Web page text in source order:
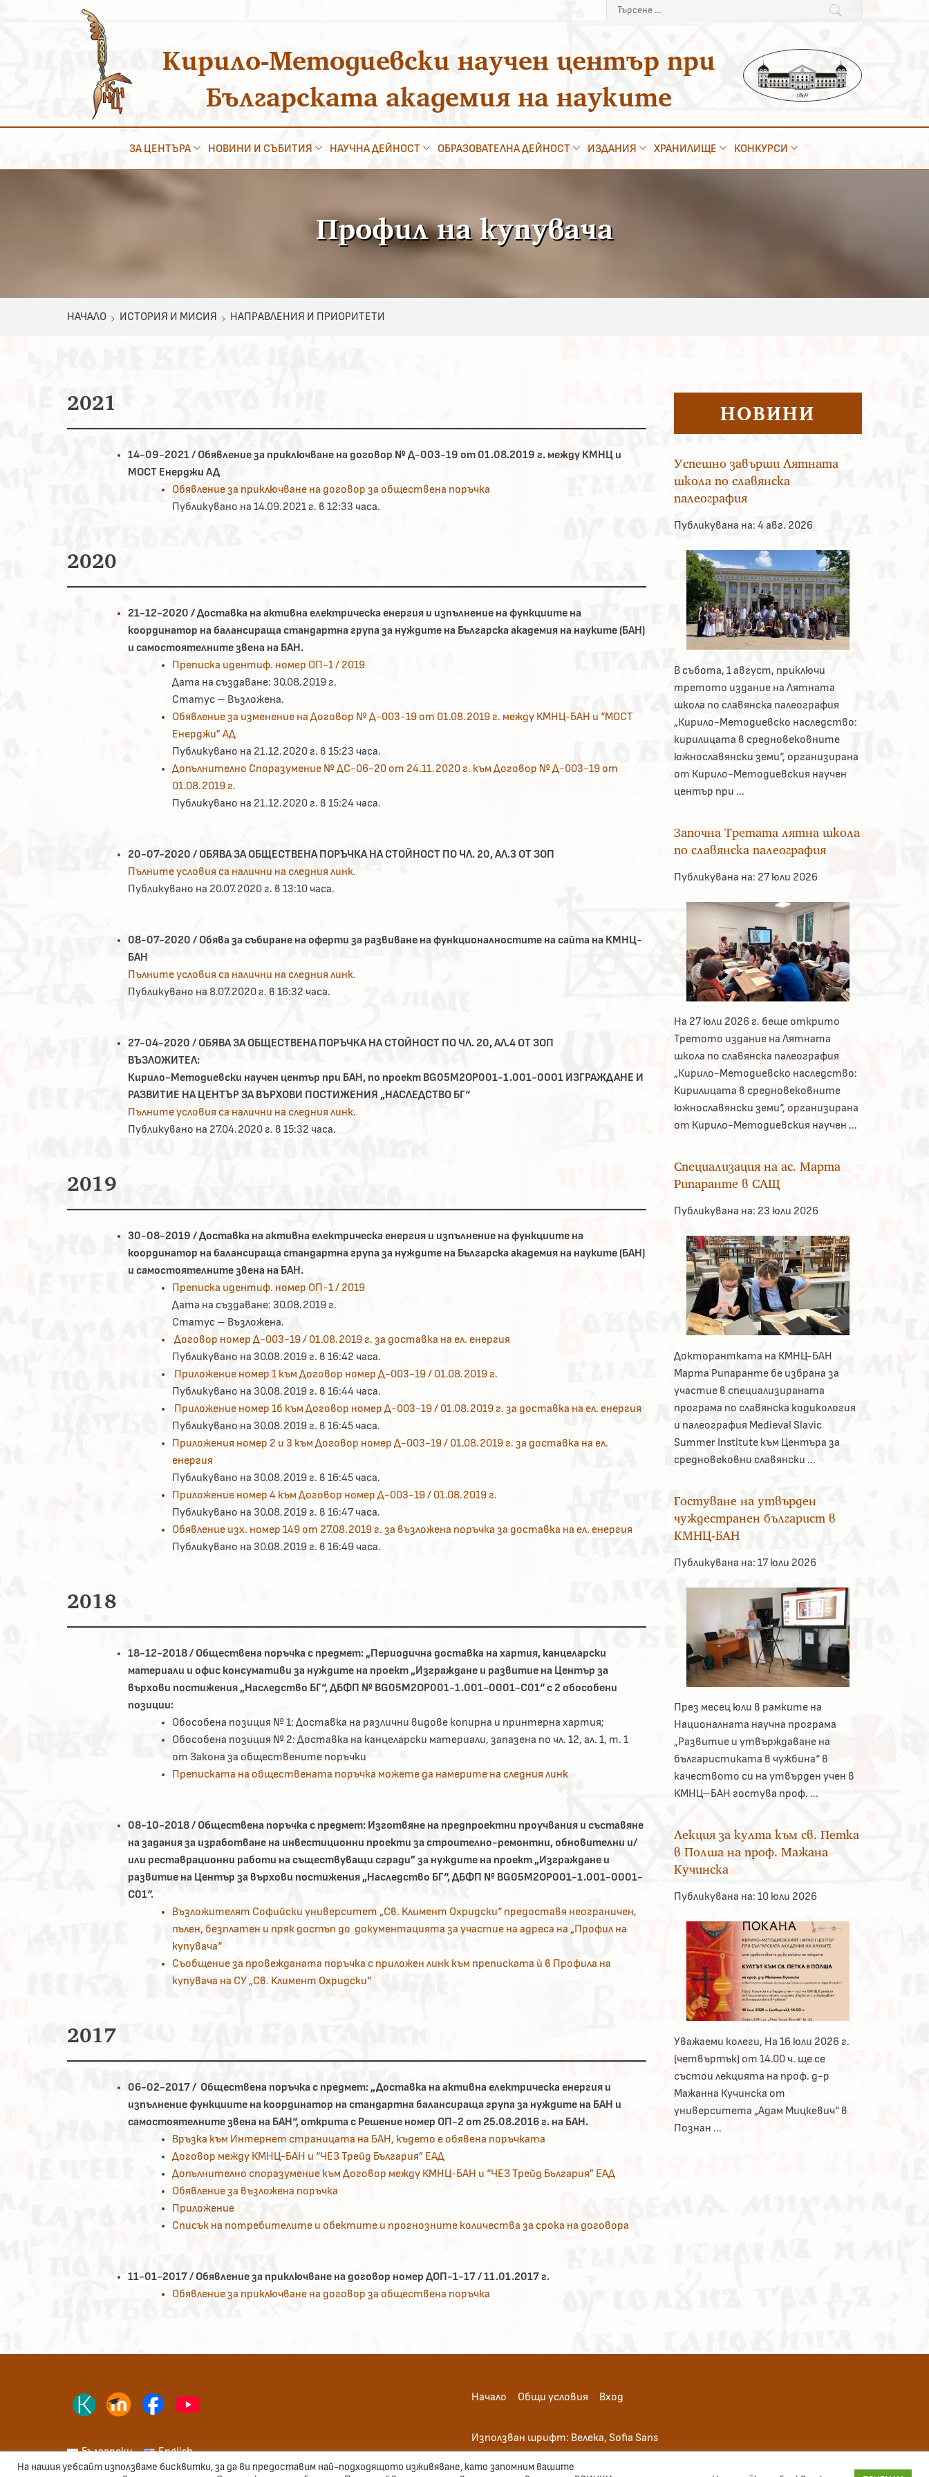
към
Търсене
за:
Кирило-Методиевски научен център при
Българската академия на науките
ЗА ЦЕНТЪРА НОВИНИ И СЪБИТИЯ НАУЧНА ДЕЙНОСТ ОБРАЗОВАТЕЛНА ДЕЙНОСТ ИЗДАНИЯ ХРАНИЛИЩЕ КОНКУРСИ
Профил на купувача
НАЧАЛО ИСТОРИЯ И МИСИЯ НАПРАВЛЕНИЯ И ПРИОРИТЕТИ
2021
14-09-2021 / Обявление за приключване на договор № Д-003-19 от 01.08.2019 г. между КМНЦ и
МОСТ Енерджи АД
Обявление за приключване на договор за обществена поръчка
Публикувано на 14.09.2021 г. в 12:33 часа.
2020
21-12-2020 / Доставка на активна електрическа енергия и изпълнение на функциите на
координатор на балансираща стандартна група за нуждите на Българска академия на науките (БАН)
и самостоятелните звена на БАН.
Преписка идентиф. номер ОП-1 / 2019
Дата на създаване: 30.08.2019 г.
Статус – Възложена.
Обявление за изменение на Договор № Д-003-19 от 01.08.2019 г. между КМНЦ-БАН и “МОСТ
Енерджи” АД
Публикувано на 21.12.2020 г. в 15:23 часа.
Допълнително Споразумение № ДС-06-20 от 24.11.2020 г. към Договор № Д-003-19 от
01.08.2019 г.
Публикувано на 21.12.2020 г. в 15:24 часа.
20-07-2020 / ОБЯВА ЗА ОБЩЕСТВЕНА ПОРЪЧКА НА СТОЙНОСТ ПО ЧЛ. 20, АЛ.3 ОТ ЗОП
Пълните условия са налични на следния линк.
Публикувано на 20.07.2020 г. в 13:10 часа.
08-07-2020 / Обява за събиране на оферти за развиване на функционалностите на сайта на КМНЦ-
БАН
Пълните условия са налични на следния линк.
Публикувано на 8.07.2020 г. в 16:32 часа.
27-04-2020 / ОБЯВА ЗА ОБЩЕСТВЕНА ПОРЪЧКА НА СТОЙНОСТ ПО ЧЛ. 20, АЛ.4 ОТ ЗОП
ВЪЗЛОЖИТЕЛ:
Кирило-Методиевски научен център при БАН, по проект BG05M2OP001-1.001-0001 ИЗГРАЖДАНЕ И
РАЗВИТИЕ НА ЦЕНТЪР ЗА ВЪРХОВИ ПОСТИЖЕНИЯ „НАСЛЕДСТВО БГ“
Пълните условия са налични на следния линк.
Публикувано на 27.04.2020 г. в 15:32 часа.
2019
30-08-2019 / Доставка на активна електрическа енергия и изпълнение на функциите на
координатор на балансираща стандартна група за нуждите на Българска академия на науките (БАН)
и самостоятелните звена на БАН.
Преписка идентиф. номер ОП-1 / 2019
Дата на създаване: 30.08.2019 г.
Статус – Възложена.
Договор номер Д-003-19 / 01.08.2019 г. за доставка на ел. енергия
Публикувано на 30.08.2019 г. в 16:42 часа.
Приложение номер 1 към Договор номер Д-003-19 / 01.08.2019 г.
Публикувано на 30.08.2019 г. в 16:44 часа.
Приложение номер 1б към Договор номер Д-003-19 / 01.08.2019 г. за доставка на ел. енергия
Публикувано на 30.08.2019 г. в 16:45 часа.
Приложения номер 2 и 3 към Договор номер Д-003-19 / 01.08.2019 г. за доставка на ел.
енергия
Публикувано на 30.08.2019 г. в 16:45 часа.
Приложение номер 4 към Договор номер Д-003-19 / 01.08.2019 г.
Публикувано на 30.08.2019 г. в 16:47 часа.
Обявление изх. номер 149 от 27.08.2019 г. за възложена поръчка за доставка на ел. енергия
Публикувано на 30.08.2019 г. в 16:49 часа.
2018
18-12-2018 / Обществена поръчка с предмет: „Периодична доставка на хартия, канцеларски
материали и офис консумативи за нуждите на проект „Изграждане и развитие на Център за
върхови постижения „Наследство БГ“, ДБФП № BG05M2OP001-1.001-0001-C01“ с 2 обособени
позиции:
Обособена позиция № 1: Доставка на различни видове копирна и принтерна хартия;
Обособена позиция № 2: Доставка на канцеларски материали, запазена по чл. 12, ал. 1, т. 1
от Закона за обществените поръчки
Преписката на обществената поръчка можете да намерите на следния линк
08-10-2018 / Обществена поръчка с предмет: Изготвяне на предпроектни проучвания и съставяне
на задания за изработване на инвестиционни проекти за строително-ремонтни, обновителни и/
или реставрационни работи на съществуващи сгради” за нуждите на проект „Изграждане и
развитие на Център за върхови постижения „Наследство БГ“, ДБФП № BG05M2OP001-1.001-0001-
C01“.
Възложителят Софийски университет „Св. Климент Охридски“ предоставя неограничен,
пълен, безплатен и пряк достъп до документацията за участие на адреса на „Профил на
купувача“
Съобщение за провежданата поръчка с приложен линк към преписката ѝ в Профила на
купувача на СУ „Св. Климент Охридски“
2017
06-02-2017 / Обществена поръчка с предмет: „Доставка на активна електрическа енергия и
изпълнение функциите на координатор на стандартна балансираща група за нуждите на БАН и
самостоятелните звена на БАН“, открита с Решение номер ОП-2 от 25.08.2016 г. на БАН.
Връзка към Интернет страницата на БАН, където е обявена поръчката
Договор между КМНЦ-БАН и “ЧЕЗ Трейд България” ЕАД
Допълнително споразумение към Договор между КМНЦ-БАН и “ЧЕЗ Трейд България” ЕАД
Обявление за възложена поръчка
Приложение
Списък на потребителите и обектите и прогнозните количества за срока на договора
11-01-2017 / Обявление за приключване на договор номер ДОП-1-17 / 11.01.2017 г.
Обявление за приключване на договор за обществена поръчка
НОВИНИ
Успешно завърши Лятната
школа по славянска
палеография
Публикувана на: 4 авг. 2026
В събота, 1 август, приключи
третото издание на Лятната
школа по славянска палеография
„Кирило-Методиевско наследство:
кирилицата в средновековните
южнославянски земи“, организирана
от Кирило-Методиевския научен
център при ...
Започна Третата лятна школа
по славянска палеография
Публикувана на: 27 юли 2026
На 27 юли 2026 г. беше открито
Третото издание на Лятната
школа по славянска палеография
„Кирило-Методиевско наследство:
Кирилицата в средновековните
южнославянски земи“, организирана
от Кирило-Методиевския научен ...
Специализация на ас. Марта
Рипаранте в САЩ
Публикувана на: 23 юли 2026
Докторантката на КМНЦ-БАН
Марта Рипаранте бе избрана за
участие в специализираната
програма по славянска кодикология
и палеография Medieval Slavic
Summer Institute към Центъра за
средновековни славянски ...
Гостуване на утвърден
чуждестранен българист в
КМНЦ-БАН
Публикувана на: 17 юли 2026
През месец юли в рамките на
Националната научна програма
„Развитие и утвърждаване на
българистиката в чужбина“ в
качеството си на утвърден учен в
КМНЦ–БАН гостува проф. ...
Лекция за култа към св. Петка
в Полша на проф. Мажана
Кучинска
Публикувана на: 10 юли 2026
Уважаеми колеги, На 16 юли 2026 г.
(четвъртък) от 14.00 ч. ще се
състои лекцията на проф. д-р
Мажанна Кучинска от
университета „Адам Мицкевич“ в
Познан ...
Български English
Начало Общи условия Вход
Използван шрифт: Велека, Sofia Sans
На нашия уебсайт използваме бисквитки, за да ви предоставим най-подходящото изживяване, като запомним вашите